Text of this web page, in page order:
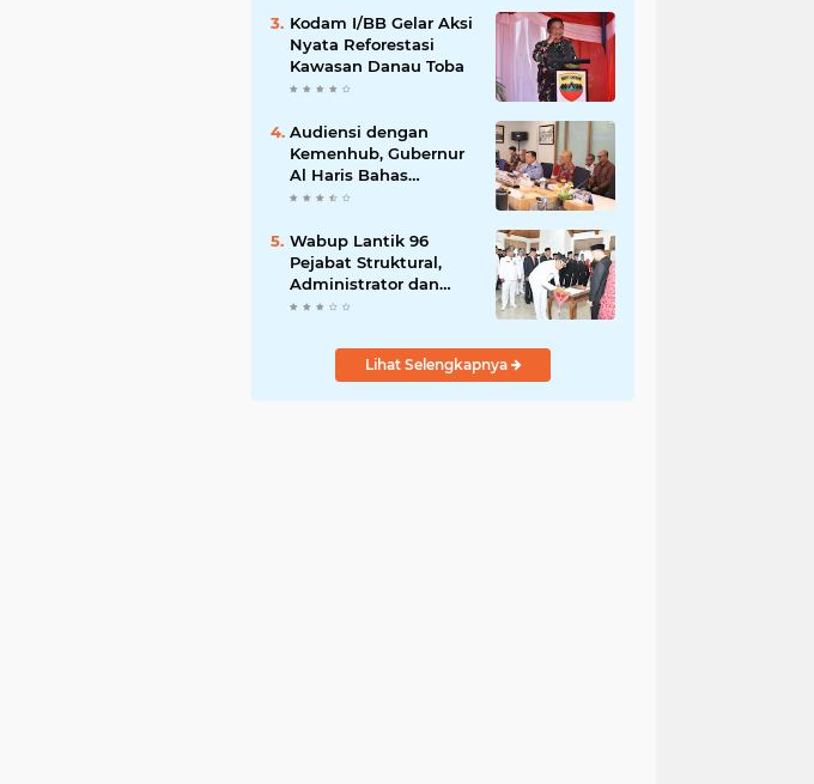
Kodam I/BB Gelar Aksi
Nyata Reforestasi
Kawasan Danau Toba
Audiensi dengan
Kemenhub, Gubernur
Al Haris Bahas
Pembangunan Jalur
Wabup Lantik 96
Pejabat Struktural,
Administrator dan
Pengawas di Lingkup
Lihat Selengkapnya